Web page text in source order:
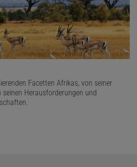
Facetten Afrikas, von seiner
Herausforderungen und